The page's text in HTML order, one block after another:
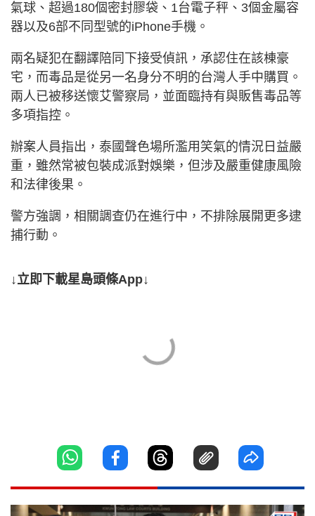
氣球、超過180個密封膠袋、1台電子秤、3個金屬容
器以及6部不同型號的iPhone手機。
兩名疑犯在翻譯陪同下接受偵訊，承認住在該棟豪
宅，而毒品是從另一名身分不明的台灣人手中購買。
兩人已被移送懷艾警察局，並面臨持有與販售毒品等
多項指控。
辦案人員指出，泰國聲色場所濫用笑氣的情況日益嚴
重，雖然常被包裝成派對娛樂，但涉及嚴重健康風險
和法律後果。
警方強調，相關調查仍在進行中，不排除展開更多逮
捕行動。
↓立即下載星島頭條App↓